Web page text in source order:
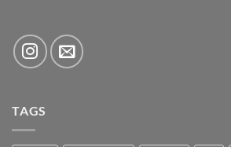
TAGS